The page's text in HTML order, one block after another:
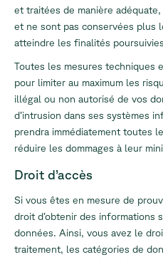
et traitées de manière
et ne sont pas conservées plus
atteindre les finalités
Toutes les mesures techniques
pour limiter au maximum les
illégal ou non autorisé de vos
d’intrusion dans ses systèmes
prendra immédiatement toutes
réduire les dommages à leur
Droit d’accès
Si vous êtes en mesure de
droit d’obtenir des informations
données. Ainsi, vous avez le
traitement, les catégories de